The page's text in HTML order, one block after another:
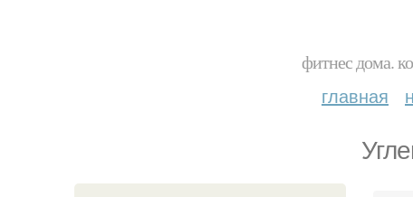
фитнес дома.
главная